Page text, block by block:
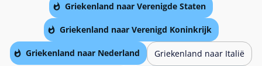
Griekenland naar Verenigde Staten
Griekenland naar Verenigd Koninkrijk
Griekenland naar Nederland Griekenland naar Italië